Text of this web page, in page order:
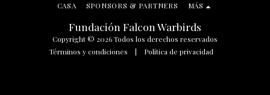
Fundación Falcon Warbirds
Copyright © 2026 Todos los derechos reservados
Términos y condiciones | Política de privacidad
CASA SPONSORS & PARTNERS MÁS